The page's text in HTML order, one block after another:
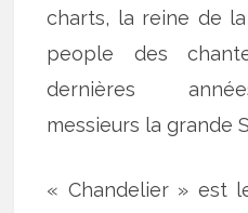
charts, la reine de
people des
dernières
messieurs la grande
« Chandelier » est